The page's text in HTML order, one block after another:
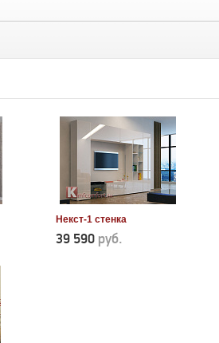
Некст-1 стенка
39 590 руб.